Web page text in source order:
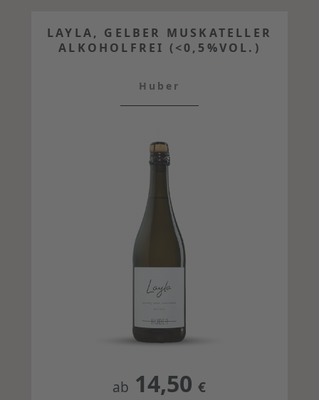
LAYLA, GELBER MUSKATELLER
ALKOHOLFREI (<0,5%VOL.)
Huber
ab 14,50€